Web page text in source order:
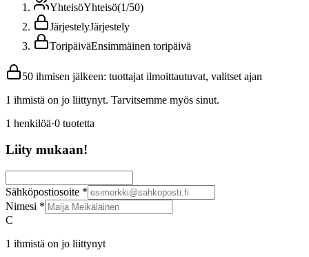
YhteisöYhteisö(1/50)
JärjestelyJärjestely
ToripäiväEnsimmäinen toripäivä
50 ihmisen jälkeen: tuottajat ilmoittautuvat, valitset ajan
1 ihmistä on jo liittynyt. Tarvitsemme myös sinut.
1 henkilöä·0 tuotetta
Liity mukaan!
Sähköpostiosoite *
Nimesi *
C
1 ihmistä on jo liittynyt